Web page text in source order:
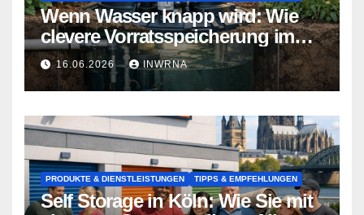
Wenn Wasser knapp wird: Wie
clevere Vorratsspeicherung im
Garten zum Lebensretter wird
16.06.2026 INWRNA
PRODUKTE & DIENSTLEISTUNGEN TIPPS & EMPFEHLUNGEN
Self Storage in Köln: Wie Sie mit